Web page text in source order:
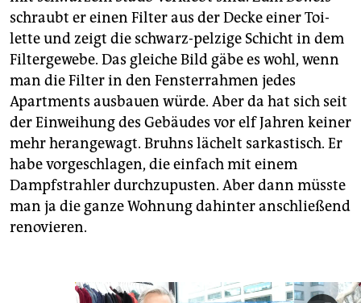
schraubt er einen Filter aus der Decke einer Toi­
lette und zeigt die schwarz-pelzige Schicht in dem
Filtergewebe. Das gleiche Bild gäbe es wohl, wenn
man die Filter in den Fensterrahmen jedes
Apartments ausbauen würde. Aber da hat sich seit
der Einweihung des Gebäudes vor elf Jahren keiner
mehr herangewagt. Bruhns lächelt sarkastisch. Er
habe vorgeschlagen, die einfach mit einem
Dampfstrahler durchzupusten. Aber dann müsste
man ja die ganze Wohnung dahinter anschließend
reno­vieren.